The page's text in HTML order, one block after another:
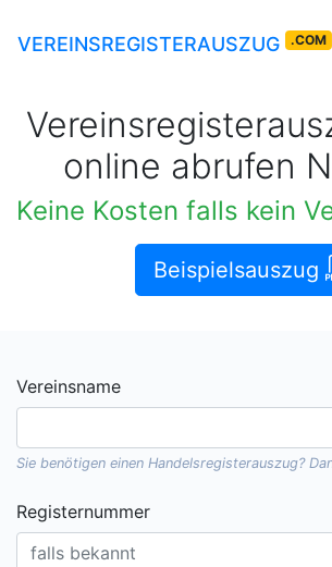
VEREINSREGISTERAUSZUG .COM
online abrufen
Beispielsauszug
Vereinsname
Sie benötigen einen Handelsregisterauszug?
Registernummer